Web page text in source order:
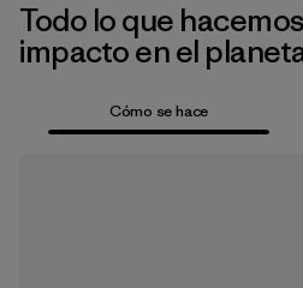
Todo lo que
impacto en el
Cómo se hace